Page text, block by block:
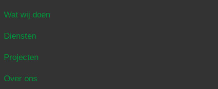
Wat wij doen
Diensten
Projecten
Over ons